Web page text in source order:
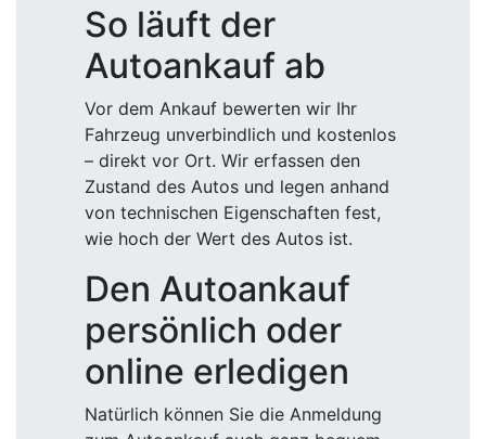
So läuft der
Autoankauf ab
Vor dem Ankauf bewerten wir Ihr
Fahrzeug unverbindlich und kostenlos
– direkt vor Ort. Wir erfassen den
Zustand des Autos und legen anhand
von technischen Eigenschaften fest,
wie hoch der Wert des Autos ist.
Den Autoankauf
persönlich oder
online erledigen
Natürlich können Sie die Anmeldung